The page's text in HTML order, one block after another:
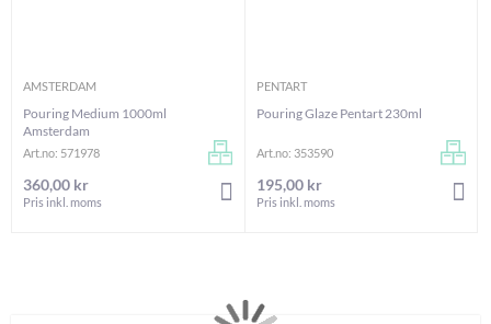
AMSTERDAM
Pouring Medium 1000ml
Amsterdam
Art.no: 571978
360,00 kr
Pris inkl. moms
LÄGG I VARUKORGEN
PENTART
Pouring Glaze Pentart 230ml
Art.no: 353590
195,00 kr
Pris inkl. moms